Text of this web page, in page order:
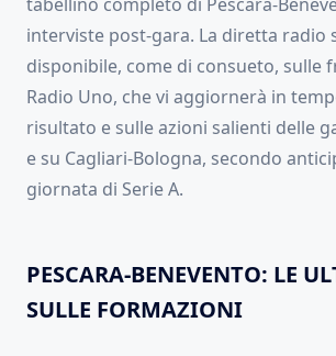
interviste post-gara. La diretta radio
disponibile, come di consueto, sulle
Radio Uno, che vi aggiornerà in
risultato e sulle azioni salienti delle
e su Cagliari-Bologna, secondo
giornata di Serie A.
PESCARA-BENEVENTO: LE
SULLE FORMAZIONI